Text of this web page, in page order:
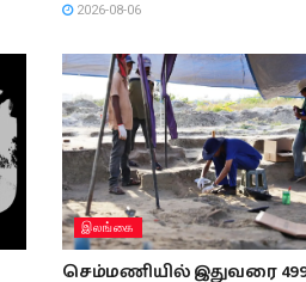
2026-08-06
இலங்கை
செம்மணியில் இதுவரை